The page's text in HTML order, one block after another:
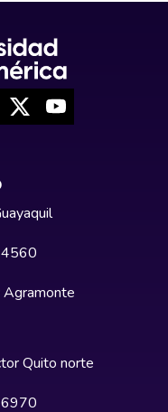
Agramonte
Quito norte